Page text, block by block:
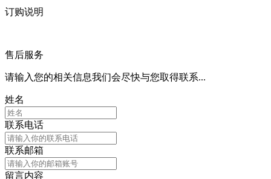
订购说明
售后服务
请输入您的相关信息我们会尽快与您取得联系...
姓名
联系电话
联系邮箱
留言内容